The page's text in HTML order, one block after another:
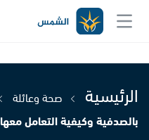
الرئيسية صحة وعائلة
بالصدفية وكيفية التعامل معها